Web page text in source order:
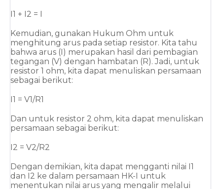
I1 + I2 = I
Kemudian, gunakan Hukum Ohm untuk
menghitung arus pada setiap resistor. Kita tahu
bahwa arus (I) merupakan hasil dari pembagian
tegangan (V) dengan hambatan (R). Jadi, untuk
resistor 1 ohm, kita dapat menuliskan persamaan
sebagai berikut:
I1 = V1/R1
Dan untuk resistor 2 ohm, kita dapat menuliskan
persamaan sebagai berikut:
I2 = V2/R2
Dengan demikian, kita dapat mengganti nilai I1
dan I2 ke dalam persamaan HK-I untuk
menentukan nilai arus yang mengalir melalui